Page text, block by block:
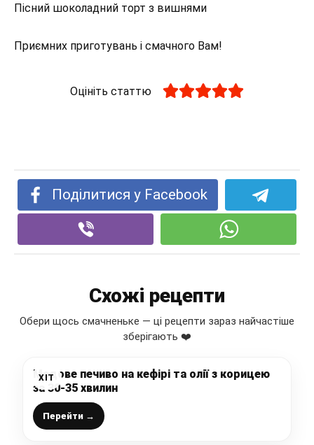
Пісний шоколадний торт з вишнями
Приємних приготувань і смачного Вам!
Оцініть статтю
Поділитися у Facebook
Схожі рецепти
Обери щось смачненьке — ці рецепти зараз найчастіше
зберігають ❤️
ХІТ
Медове печиво на кефірі та олії з корицею
за 30-35 хвилин
Перейти →